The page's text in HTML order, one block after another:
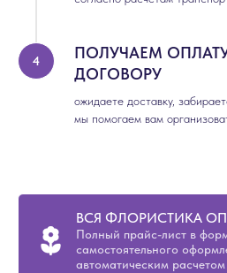
ПОЛУЧАЕМ
ДОГОВОРУ
ожидаете доставку,
мы помогаем вам
ВСЯ ФЛОРИСТИКА
Полный прайс-лист в
самостоятельного
автоматическим